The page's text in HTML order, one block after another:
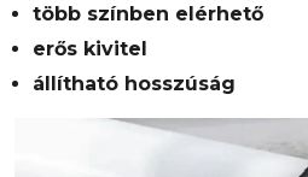
több színben elérhető
erős kivitel
állítható hosszúság